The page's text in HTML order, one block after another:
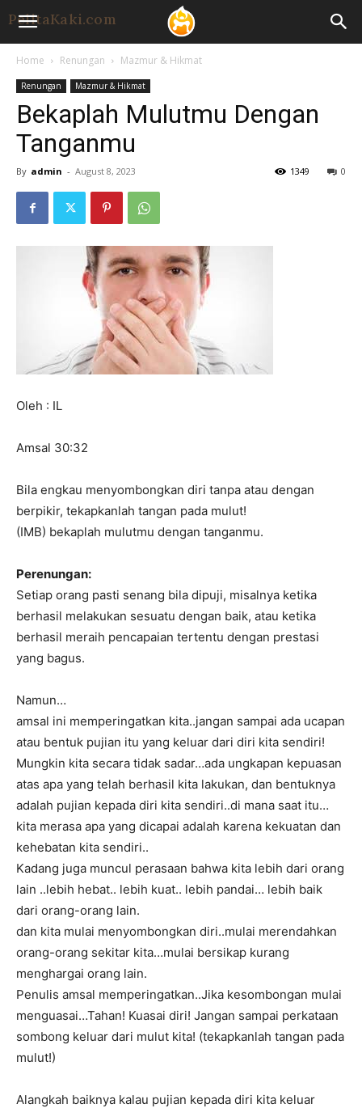
Home Renungan Mazmur & Hikmat
Renungan Mazmur & Hikmat
Bekaplah Mulutmu Dengan
Tanganmu
By admin - August 8, 2023 0
1349
Oleh : IL
Amsal 30:32
Bila engkau menyombongkan diri tanpa atau dengan
berpikir, tekapkanlah tangan pada mulut!
(IMB) bekaplah mulutmu dengan tanganmu.
Perenungan:
Setiap orang pasti senang bila dipuji, misalnya ketika
berhasil melakukan sesuatu dengan baik, atau ketika
berhasil meraih pencapaian tertentu dengan prestasi
yang bagus.
Namun…
amsal ini memperingatkan kita..jangan sampai ada ucapan
atau bentuk pujian itu yang keluar dari diri kita sendiri!
Mungkin kita secara tidak sadar…ada ungkapan kepuasan
atas apa yang telah berhasil kita lakukan, dan bentuknya
adalah pujian kepada diri kita sendiri..di mana saat itu…
kita merasa apa yang dicapai adalah karena kekuatan dan
kehebatan kita sendiri..
Kadang juga muncul perasaan bahwa kita lebih dari orang
lain ..lebih hebat.. lebih kuat.. lebih pandai… lebih baik
dari orang-orang lain.
dan kita mulai menyombongkan diri..mulai merendahkan
orang-orang sekitar kita…mulai bersikap kurang
menghargai orang lain.
Penulis amsal memperingatkan..Jika kesombongan mulai
menguasai…Tahan! Kuasai diri! Jangan sampai perkataan
sombong keluar dari mulut kita! (tekapkanlah tangan pada
mulut!)
Alangkah baiknya kalau pujian kepada diri kita keluar